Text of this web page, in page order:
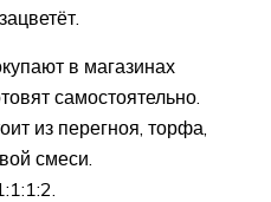
в магазинах
самостоятельно.
из перегноя, торфа,
смеси.